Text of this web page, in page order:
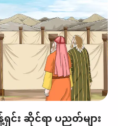
င်း ဆိုင်ရာ ပညတ်များ